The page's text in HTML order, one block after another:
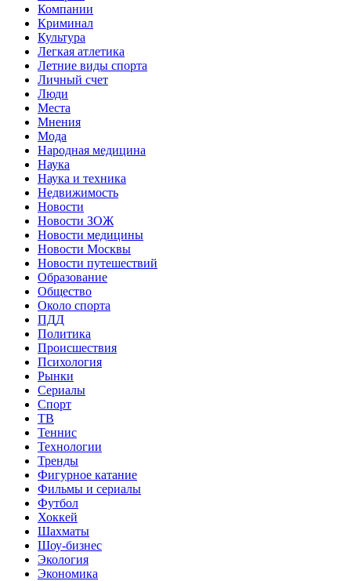
Компании
Криминал
Культура
Легкая атлетика
Летние виды спорта
Личный счет
Люди
Места
Мнения
Мода
Народная медицина
Наука
Наука и техника
Недвижимость
Новости
Новости ЗОЖ
Новости медицины
Новости Москвы
Новости путешествий
Образование
Общество
Около спорта
ПДД
Политика
Происшествия
Психология
Рынки
Сериалы
Спорт
ТВ
Теннис
Технологии
Тренды
Фигурное катание
Фильмы и сериалы
Футбол
Хоккей
Шахматы
Шоу-бизнес
Экология
Экономика